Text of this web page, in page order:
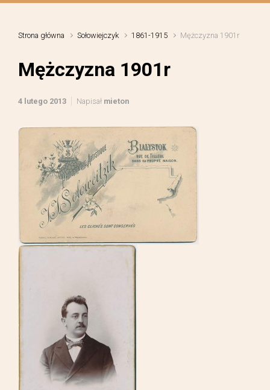
Strona główna Sołowiejczyk 1861-1915 Mężczyzna 1901r
Mężczyzna 1901r
4 lutego 2013 Napisał mieton